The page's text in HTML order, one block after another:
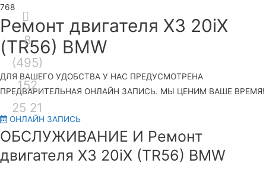
Секция
над
шапкой
8
(495)
152
25 21
Ремонт двигателя X3 20iX
(TR56) BMW
ДЛЯ ВАШЕГО УДОБСТВА У НАС ПРЕДУСМОТРЕНА
ПРЕДВАРИТЕЛЬНАЯ ОНЛАЙН ЗАПИСЬ. МЫ ЦЕНИМ ВАШЕ ВРЕМЯ!
ОНЛАЙН ЗАПИСЬ
ОБСЛУЖИВАНИЕ И Ремонт
двигателя X3 20iX (TR56) BMW